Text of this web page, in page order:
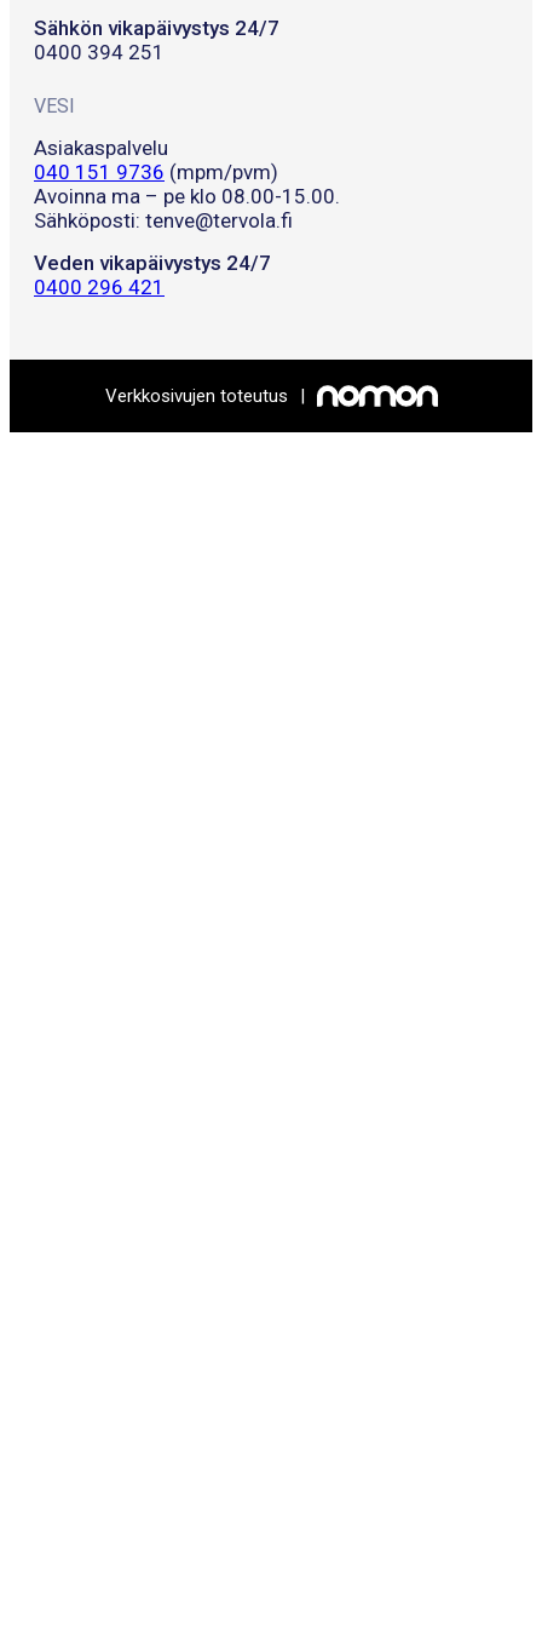
Sähkön vikapäivystys 24/7
0400 394 251
VESI
Asiakaspalvelu
040 151 9736 (mpm/pvm)
Avoinna ma – pe klo 08.00-15.00.
Sähköposti: tenve@tervola.fi
Veden vikapäivystys 24/7
0400 296 421
Verkkosivujen toteutus |